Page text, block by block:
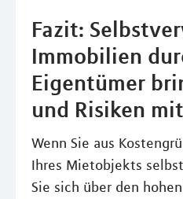
Fazit:
Immobilien
Eigentümer
und Risiken
Wenn Sie aus
Ihres Mietobjekts
Sie sich über den